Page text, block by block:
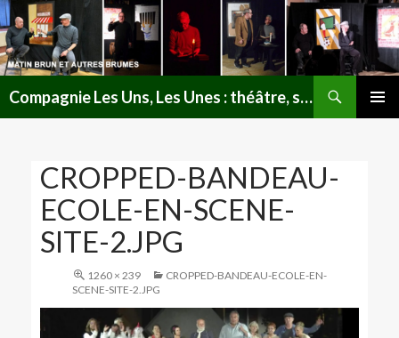
Compagnie Les Uns, Les Unes : théâtre, spectacles, lectures publiques en Lorraine
CROPPED-BANDEAU-
ECOLE-EN-SCENE-
SITE-2.JPG
1260 × 239
CROPPED-BANDEAU-ECOLE-EN-
SCENE-SITE-2.JPG